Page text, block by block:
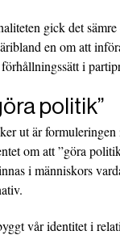
gick det
en om att
i
politik”
ut är formuleringen
om att ”göra
i människors
vår identitet i